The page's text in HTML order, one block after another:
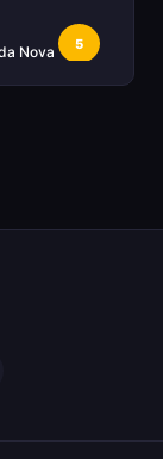
Nova
5